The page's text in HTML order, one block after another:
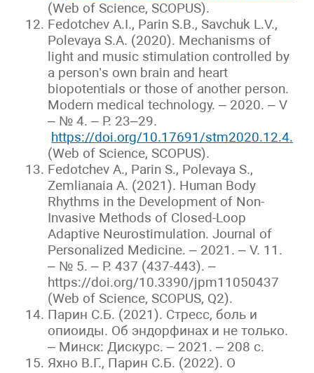
(Web of Science, SCOPUS).
Fedotchev A.I., Parin S.B., Savchuk L.V.,
Polevaya S.A. (2020). Mechanisms of
light and music stimulation controlled by
a person’s own brain and heart
biopotentials or those of another person.
Modern medical technology. – 2020. – V
– № 4. – Р. 23–29.
https://doi.org/10.17691/stm2020.12.4.03
(Web of Science, SCOPUS).
Fedotchev A., Parin S., Polevaya S.,
Zemlianaia A. (2021). Human Body
Rhythms in the Development of Non-
Invasive Methods of Closed-Loop
Adaptive Neurostimulation. Journal of
Personalized Medicine. – 2021. – V. 11.
– № 5. – Р. 437 (437-443). –
https://doi.org/10.3390/jpm11050437
(Web of Science, SCOPUS, Q2).
Парин С.Б. (2021). Стресс, боль и
опиоиды. Об эндорфинах и не только.
– Минск: Дискурс. – 2021. – 208 с.
Яхно В.Г., Парин С.Б. (2022). О